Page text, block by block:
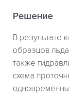
Решение
В результате
образцов
также
схема